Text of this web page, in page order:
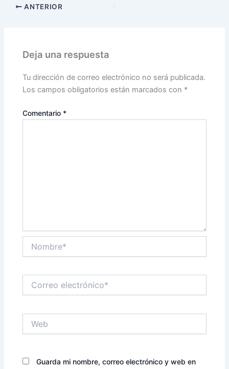
ANTERIOR
Deja una respuesta
Tu dirección de correo electrónico no será publicada.
Los campos obligatorios están marcados con *
Comentario *
electrónico*
Guarda mi nombre, correo electrónico y web en